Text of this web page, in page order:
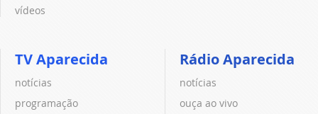
vídeos
TV Aparecida
notícias
programação
Rádio Aparecida
notícias
ouça ao vivo